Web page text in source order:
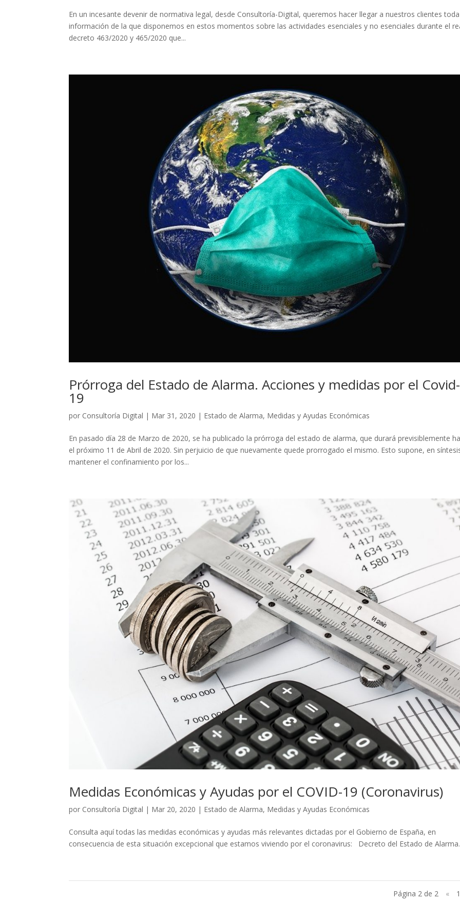
En un incesante devenir de normativa legal, desde Consultoría-Digital, queremos hacer llegar a nuestros clientes
información de la que disponemos en estos momentos sobre las actividades esenciales y no esenciales durante el
decreto 463/2020 y 465/2020 que...
Prórroga del Estado de Alarma. Acciones y medidas por el Covid-
19
por Consultoría Digital | Mar 31, 2020 | Estado de Alarma, Medidas y Ayudas Económicas
En pasado día 28 de Marzo de 2020, se ha publicado la prórroga del estado de alarma, que durará previsiblemente
el próximo 11 de Abril de 2020. Sin perjuicio de que nuevamente quede prorrogado el mismo. Esto supone, en
mantener el confinamiento por los...
Medidas Económicas y Ayudas por el COVID-19 (Coronavirus)
por Consultoría Digital | Mar 20, 2020 | Estado de Alarma, Medidas y Ayudas Económicas
Consulta aquí todas las medidas económicas y ayudas más relevantes dictadas por el Gobierno de España, en
consecuencia de esta situación excepcional que estamos viviendo por el coronavirus: Decreto del Estado de
Página 2 de 2 « 1